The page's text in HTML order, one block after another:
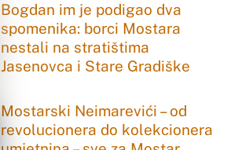
Bogdan im je podigao dva
spomenika: borci Mostara
nestali na stratištima
Jasenovca i Stare Gradiške
Mostarski Neimarevići – od
revolucionera do kolekcionera